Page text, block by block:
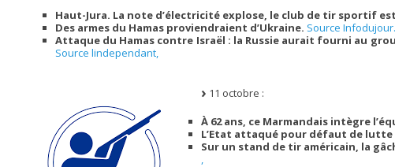
Haut-Jura. La note d’électricité explose, le club de tir sportif
Des armes du Hamas proviendraient d’Ukraine. Source
Attaque du Hamas contre Israël : la Russie aurait fourni au
Source lindependant,
11 octobre :
À 62 ans, ce Marmandais intègre
L’Etat attaqué pour défaut de lutte
Sur un stand de tir américain, la
,